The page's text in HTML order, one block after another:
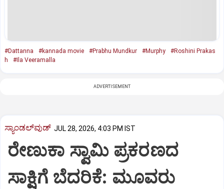
#Dattanna #kannada movie #Prabhu Mundkur #Murphy
#Roshini Prakas
h
#Ila Veeramalla
ADVERTISEMENT
ಸ್ಯಾಂಡಲ್‌ವುಡ್‌ JUL 28, 2026, 4:03 PM IST
ರೇಣುಕಾ ಸ್ವಾಮಿ ಪ್ರಕರಣದ
ಸಾಕ್ಷಿಗೆ ಬೆದರಿಕೆ: ಮೂವರು